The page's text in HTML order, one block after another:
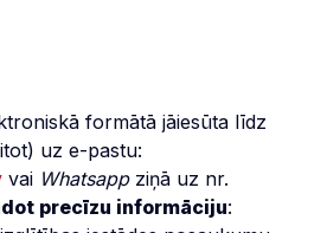
formātā jāiesūta līdz
uz e-pastu:
vai Whatsapp ziņā uz nr.
precīzu informāciju: